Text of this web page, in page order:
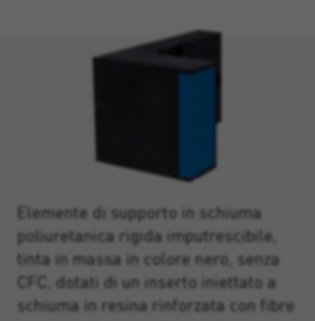
Elemente di supporto in schiuma
poliuretanica rigida imputrescibile,
tinta in massa in colore nero, senza
CFC, dotati di un inserto iniettato a
schiuma in resina rinforzata con fibre